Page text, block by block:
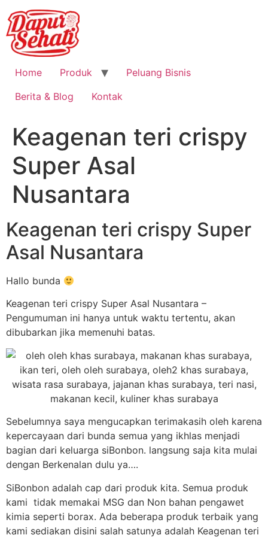
Home Produk
Peluang Bisnis
Berita & Blog
Kontak
Keagenan teri crispy
Super Asal
Nusantara
Keagenan teri crispy Super
Asal Nusantara
Hallo bunda
Keagenan teri crispy Super Asal Nusantara –
Pengumuman ini hanya untuk waktu tertentu, akan
dibubarkan jika memenuhi batas.
Sebelumnya saya mengucapkan terimakasih oleh karena
kepercayaan dari bunda semua yang ikhlas menjadi
bagian dari keluarga siBonbon. langsung saja kita mulai
dengan Berkenalan dulu ya….
SiBonbon adalah cap dari produk kita. Semua produk
kami tidak memakai MSG dan Non bahan pengawet
kimia seperti borax. Ada beberapa produk terbaik yang
kami sediakan disini salah satunya adalah Keagenan teri